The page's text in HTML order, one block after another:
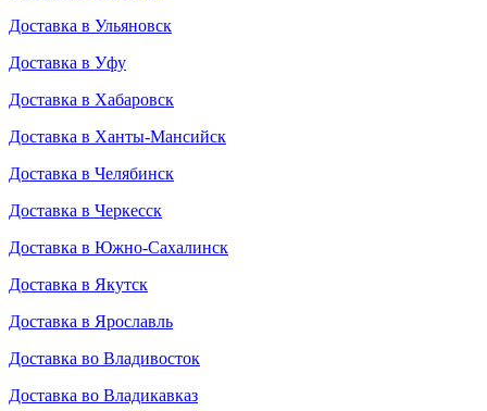
Доставка в Ульяновск
Доставка в Уфу
Доставка в Хабаровск
Доставка в Ханты-Мансийск
Доставка в Челябинск
Доставка в Черкесск
Доставка в Южно-Сахалинск
Доставка в Якутск
Доставка в Ярославль
Доставка во Владивосток
Доставка во Владикавказ